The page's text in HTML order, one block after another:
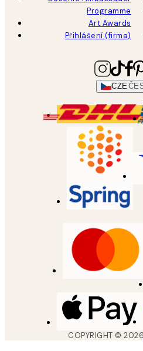
Programme
Art Awards
Přihlášení (firma)
CZE
COPYRIGHT ©2026